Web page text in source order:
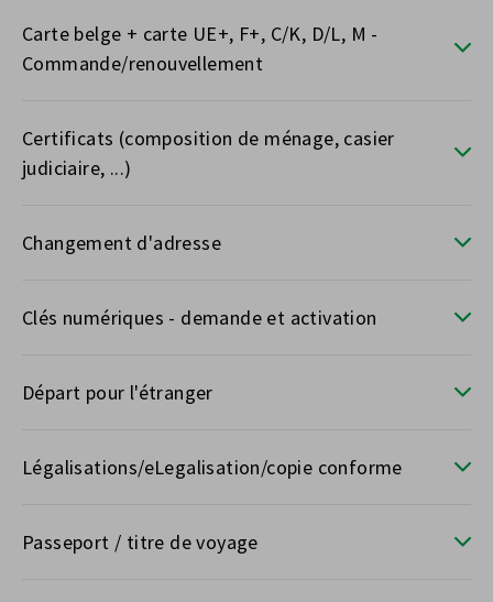
Carte belge + carte UE+, F+, C/K, D/L, M -
Commande/renouvellement
Certificats (composition de ménage, casier
judiciaire, ...)
Changement d'adresse
Clés numériques - demande et activation
Départ pour l'étranger
Légalisations/eLegalisation/copie conforme
Passeport / titre de voyage